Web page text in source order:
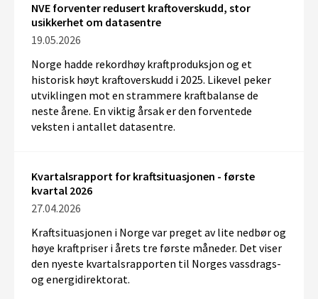
NVE forventer redusert kraftoverskudd, stor
usikkerhet om datasentre
19.05.2026
Norge hadde rekordhøy kraftproduksjon og et
historisk høyt kraftoverskudd i 2025. Likevel peker
utviklingen mot en strammere kraftbalanse de
neste årene. En viktig årsak er den forventede
veksten i antallet datasentre.
Kvartalsrapport for kraftsituasjonen - første
kvartal 2026
27.04.2026
Kraftsituasjonen i Norge var preget av lite nedbør og
høye kraftpriser i årets tre første måneder. Det viser
den nyeste kvartalsrapporten til Norges vassdrags-
og energidirektorat.